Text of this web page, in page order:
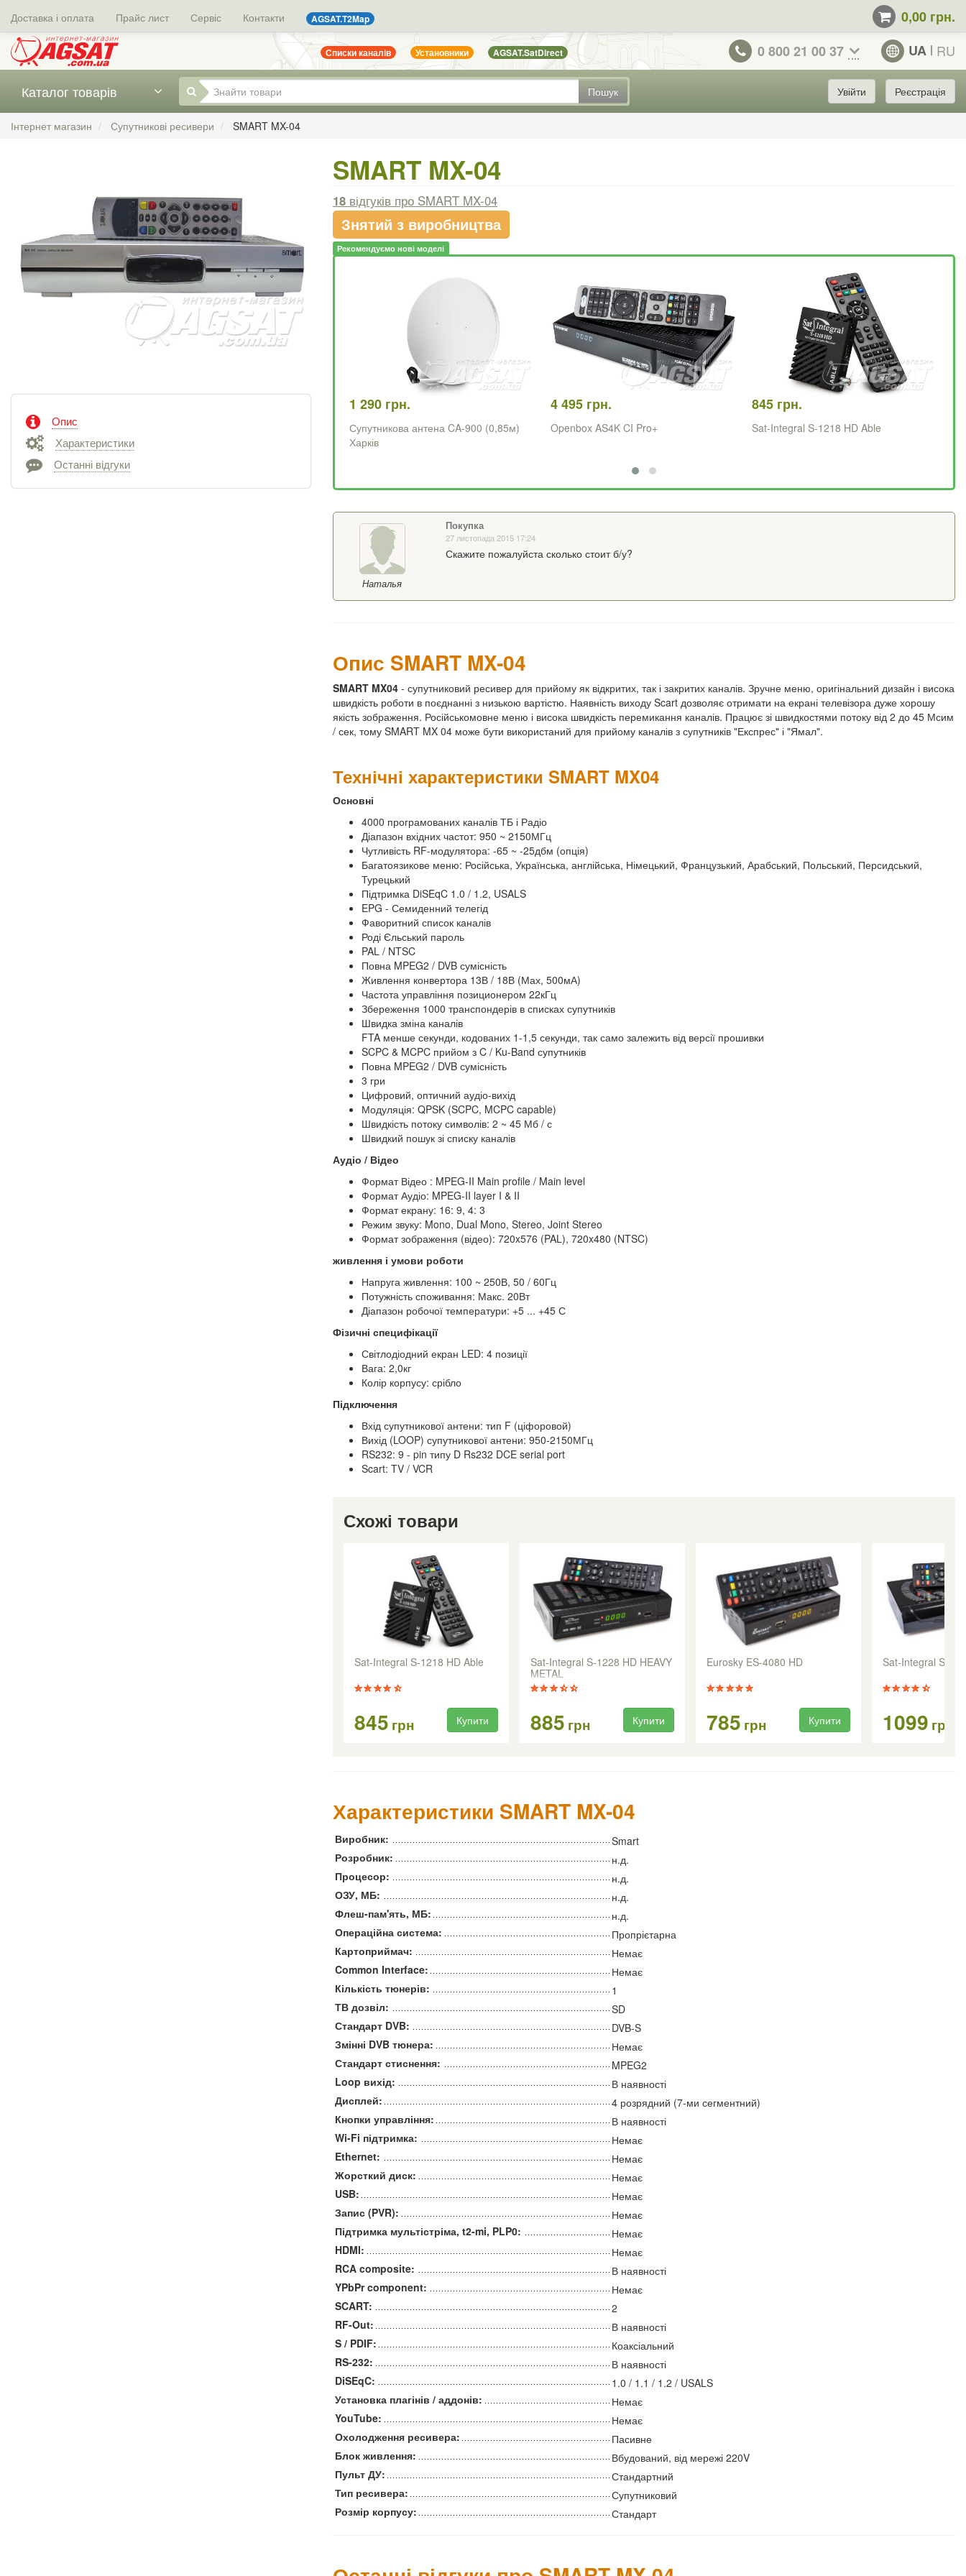
Доставка і оплата Прайс лист Сервіс Контакти AGSAT.T2Map 0,00 грн.
Списки каналів Установники AGSAT.SatDirect 0 800 21 00 37 UA RU
Пошук
Каталог товарів Увійти Реєстрація
Інтернет магазин Супутникові ресивери SMART MX-04
Опис
Характеристики
Останні відгуки
SMART MX-04
18 відгуків про SMART MX-04
Знятий з виробництва
Рекомендуємо нові моделі
1 290 грн.
Супутникова антена CA-900 (0,85м)
Харків
4 495 грн.
Openbox AS4K CI Pro+
845 грн.
Sat-Integral S-1218 HD Able
Наталья
Покупка
27 листопада 2015 17:24
Скажите пожалуйста сколько стоит б/у?
Опис SMART MX-04
SMART MX04 - супутниковий ресивер для прийому як відкритих, так і закритих каналів. Зручне меню, оригінальний дизайн і висока
швидкість роботи в поєднанні з низькою вартістю. Наявність виходу Scart дозволяє отримати на екрані телевізора дуже хорошу
якість зображення. Російськомовне меню і висока швидкість перемикання каналів. Працює зі швидкостями потоку від 2 до 45 Мсим
/ сек, тому SMART MX 04 може бути використаний для прийому каналів з супутників "Експрес" і "Ямал".
Технічні характеристики SMART MX04
Основні
4000 програмованих каналів ТБ і Радіо
Діапазон вхідних частот: 950 ~ 2150МГц
Чутливість RF-модулятора: -65 ~ -25дбм (опція)
Багатоязикове меню: Російська, Українська, англійська, Німецький, Французький, Арабський, Польський, Персидський,
Турецький
Підтримка DiSEqC 1.0 / 1.2, USALS
EPG - Семиденний телегід
Фаворитний список каналів
Роді Єльський пароль
PAL / NTSC
Повна MPEG2 / DVB сумісність
Живлення конвертора 13В / 18В (Мах, 500мА)
Частота управління позиционером 22кГц
Збереження 1000 транспондерів в списках супутників
Швидка зміна каналів
FTA менше секунди, кодованих 1-1,5 секунди, так само залежить від версії прошивки
SCPC & MCPC прийом з C / Ku-Band супутників
Повна MPEG2 / DVB сумісність
3 гри
Цифровий, оптичний аудіо-вихід
Модуляція: QPSK (SCPC, MCPC capable)
Швидкість потоку символів: 2 ~ 45 Мб / с
Швидкий пошук зі списку каналів
Аудіо / Відео
Формат Відео : MPEG-II Main profile / Main level
Формат Аудіо: MPEG-II layer I & II
Формат екрану: 16: 9, 4: 3
Режим звуку: Mono, Dual Mono, Stereo, Joint Stereo
Формат зображення (відео): 720x576 (PAL), 720x480 (NTSC)
живлення і умови роботи
Напруга живлення: 100 ~ 250В, 50 / 60Гц
Потужність споживання: Макс. 20Вт
Діапазон робочої температури: +5 ... +45 С
Фізичні специфікації
Світлодіодний екран LED: 4 позиції
Вага: 2,0кг
Колір корпусу: срібло
Підключення
Вхід супутникової антени: тип F (ціфоровой)
Вихід (LOOP) супутникової антени: 950-2150МГц
RS232: 9 - pin типу D Rs232 DCE serial port
Scart: TV / VCR
Схожі товари
Sat-Integral S-1218 HD Able
845 грн Купити
Sat-Integral S-1228 HD HEAVY
METAL
885 грн Купити
Eurosky ES-4080 HD
785 грн Купити
Sat-Integral S-
1099 грн
Характеристики SMART MX-04
Виробник:
Smart
Розробник:
н.д.
Процесор:
н.д.
ОЗУ, МБ:
н.д.
Флеш-пам'ять, МБ:
н.д.
Операційна система:
Пропрієтарна
Картоприймач:
Немає
Common Interface:
Немає
Кількість тюнерів:
1
ТВ дозвіл:
SD
Стандарт DVB:
DVB-S
Змінні DVB тюнера:
Немає
Стандарт стиснення:
MPEG2
Loop вихід:
В наявності
Дисплей:
4 розрядний (7-ми сегментний)
Кнопки управління:
В наявності
Wi-Fi підтримка:
Немає
Ethernet:
Немає
Жорсткий диск:
Немає
USB:
Немає
Запис (PVR):
Немає
Підтримка мультістріма, t2-mi, PLP0:
Немає
HDMI:
Немає
RCA composite:
В наявності
YPbPr component:
Немає
SCART:
2
RF-Out:
В наявності
S / PDIF:
Коаксіальний
RS-232:
В наявності
DiSEqC:
1.0 / 1.1 / 1.2 / USALS
Установка плагінів / аддонів:
Немає
YouTube:
Немає
Охолодження ресивера:
Пасивне
Блок живлення:
Вбудований, від мережі 220V
Пульт ДУ:
Стандартний
Тип ресивера:
Супутниковий
Розмір корпусу:
Стандарт